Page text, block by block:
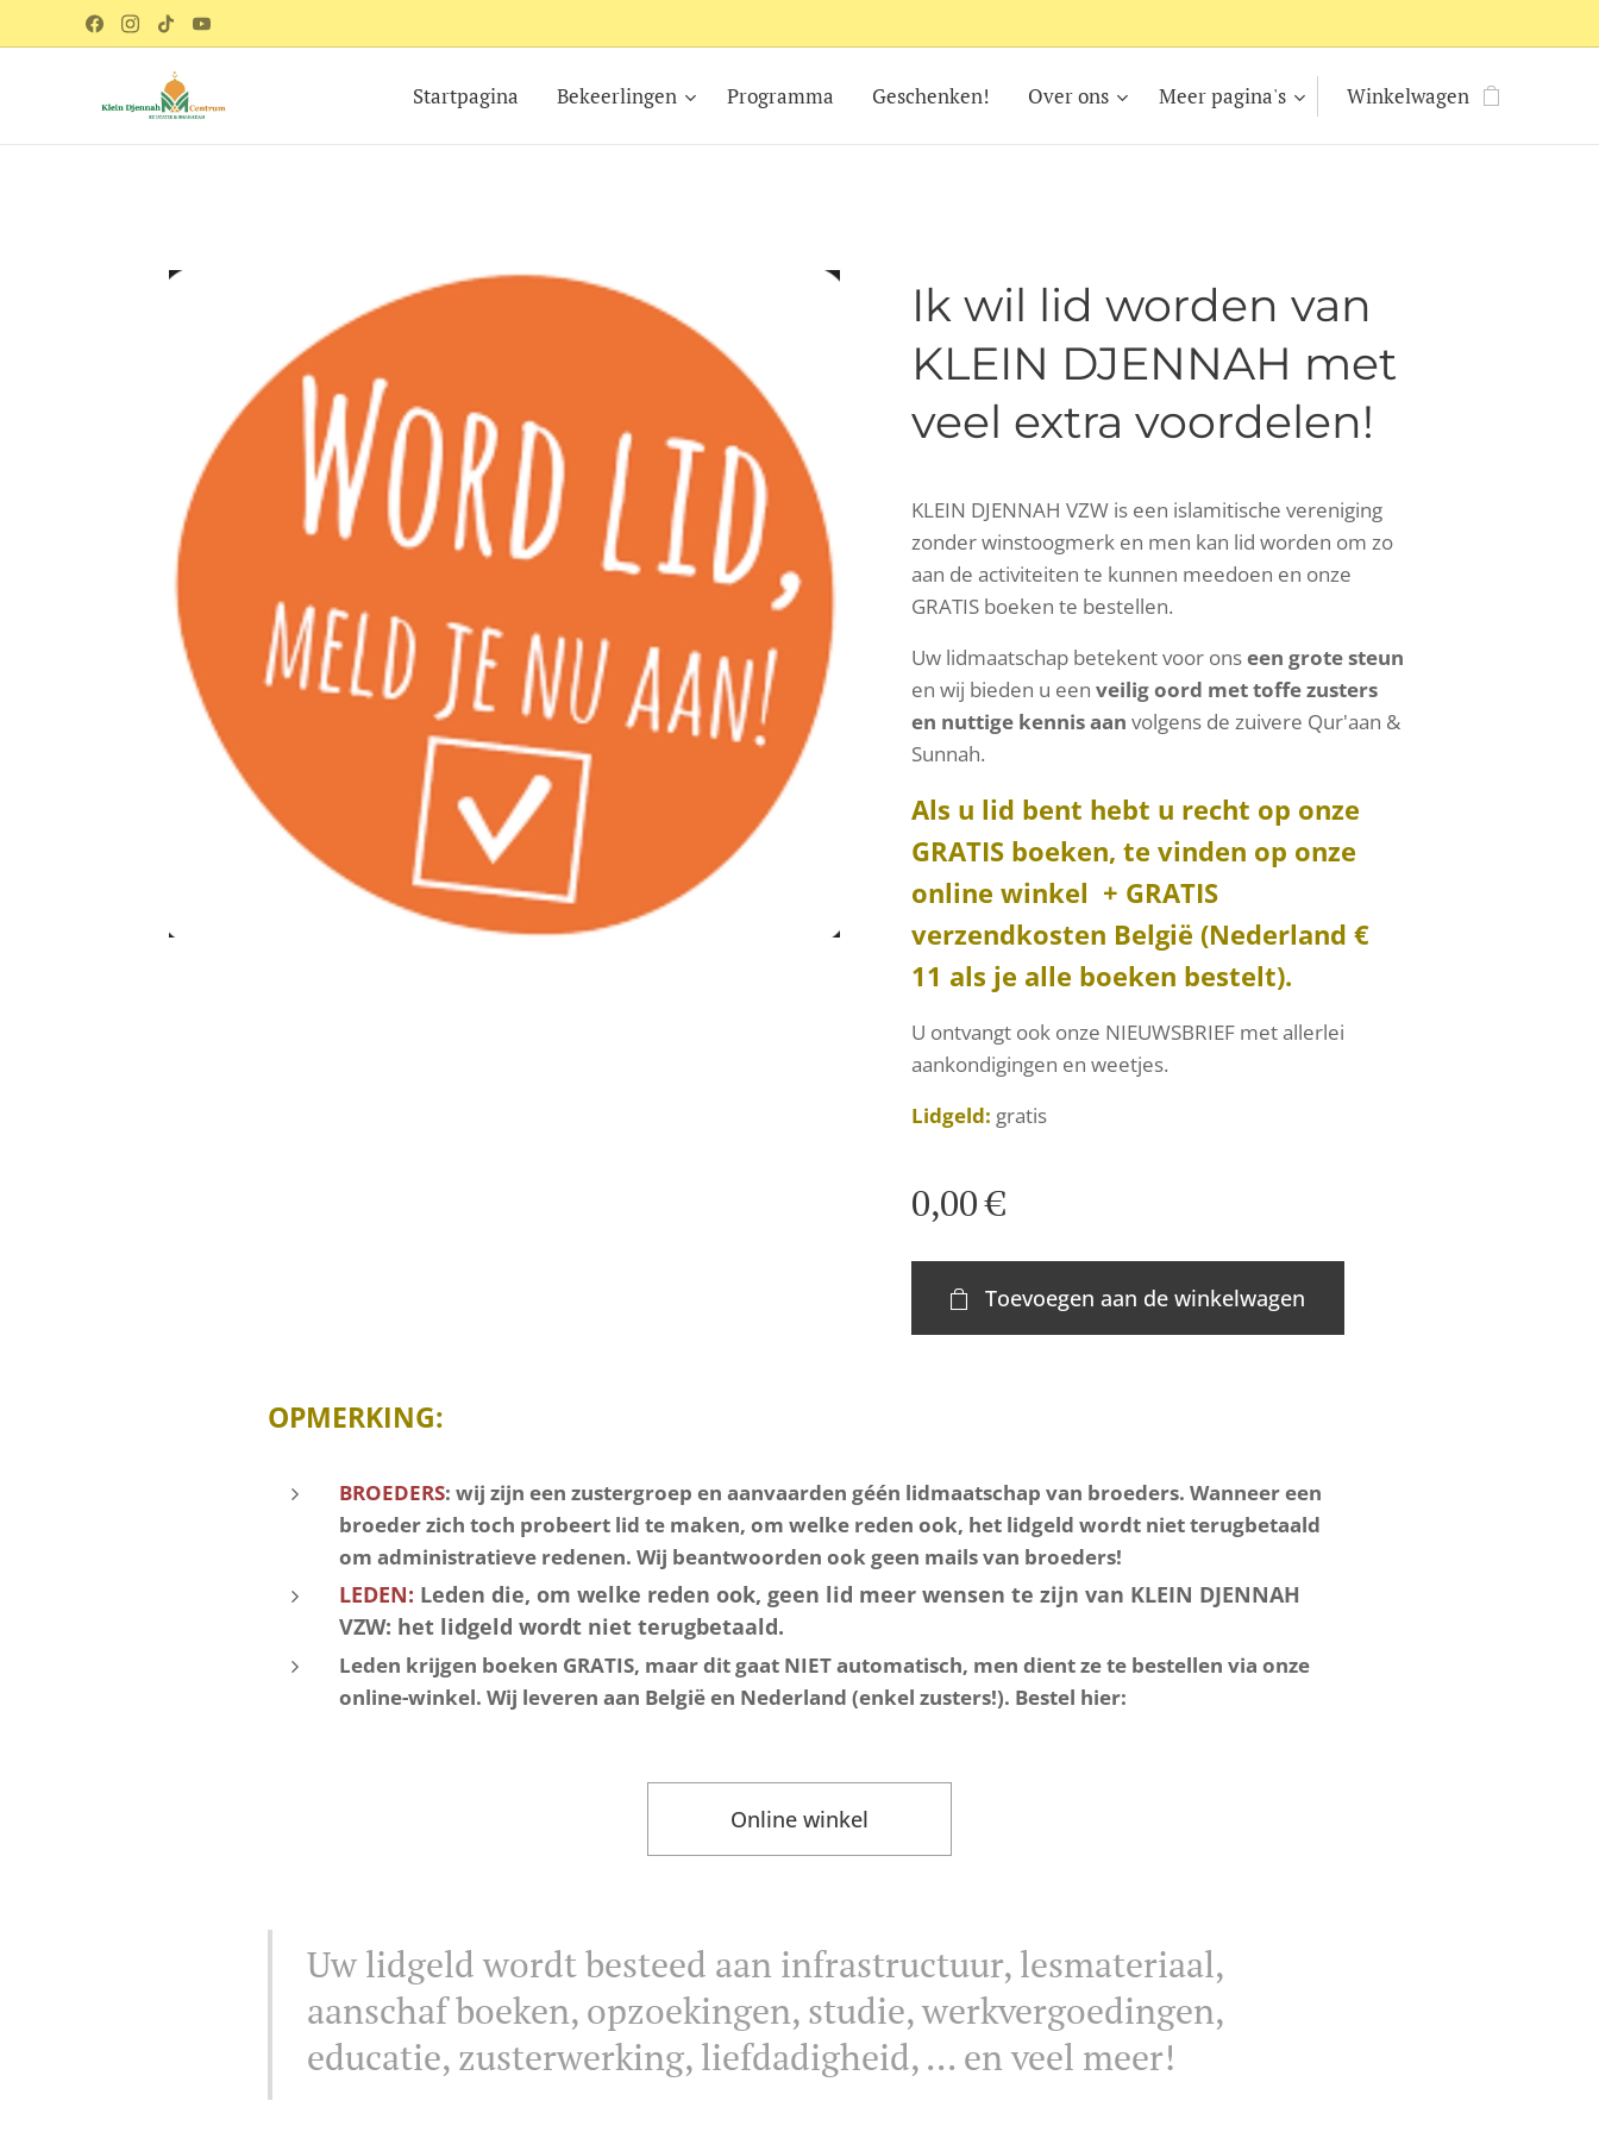
Startpagina Bekeerlingen Programma Geschenken! Over ons Meer pagina's Winkelwagen
Ik wil lid worden van
KLEIN DJENNAH met
veel extra voordelen!
KLEIN DJENNAH VZW is een islamitische vereniging
zonder winstoogmerk en men kan lid worden om zo
aan de activiteiten te kunnen meedoen en onze
GRATIS boeken te bestellen.
Uw lidmaatschap betekent voor onseen grote steun
en wij bieden u eenveilig oord met toffe zusters
en nuttige kennis aan volgens de zuivere Qur'aan &
Sunnah.
Als u lid bent hebt u recht op onze
GRATIS boeken, te vinden op onze
online winkel + GRATIS
verzendkosten België (Nederland €
11 als je alle boeken bestelt).
U ontvangt ook onze NIEUWSBRIEF met allerlei
aankondigingen en weetjes.
Lidgeld: gratis
0,00€
Toevoegen aan de winkelwagen
OPMERKING:
BROEDERS: wij zijn een zustergroep en aanvaarden géén lidmaatschap van broeders. Wanneer een
broeder zich toch probeert lid te maken, om welke reden ook, het lidgeld wordt niet terugbetaald
om administratieve redenen. Wij beantwoorden ook geen mails van broeders!
LEDEN: Leden die, om welke reden ook, geen lid meer wensen te zijn van KLEIN DJENNAH
VZW: het lidgeld wordt niet terugbetaald.
Leden krijgen boeken GRATIS, maar dit gaat NIET automatisch, men dient ze te bestellen via onze
online-winkel. Wij leveren aan België en Nederland (enkel zusters!). Bestel hier:
Online winkel
Uw lidgeld wordt besteed aan infrastructuur, lesmateriaal,
aanschaf boeken, opzoekingen, studie, werkvergoedingen,
educatie, zusterwerking, liefdadigheid, ... en veel meer!